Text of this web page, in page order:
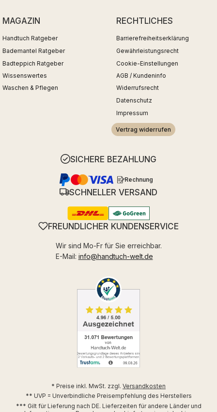
MAGAZIN
Handtuch Ratgeber
Bademantel Ratgeber
Badteppich Ratgeber
Wissenswertes
Waschen & Pflegen
RECHTLICHES
Barrierefreiheitserklärung
Gewährleistungsrecht
Cookie-Einstellungen
AGB / Kundeninfo
Widerrufsrecht
Datenschutz
Impressum
Vertrag widerrufen
SICHERE BEZAHLUNG
Rechnung
SCHNELLER VERSAND
FREUNDLICHER KUNDENSERVICE
Wir sind Mo-Fr für Sie erreichbar.
E-Mail: info@handtuch-welt.de
* Preise inkl. MwSt. zzgl. Versandkosten
** UVP = Unverbindliche Preisempfehlung des Herstellers
*** Gilt für Lieferung nach DE. Lieferzeiten für andere Länder und